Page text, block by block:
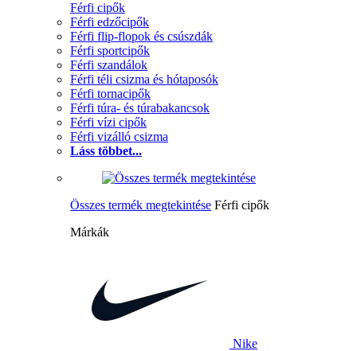
Férfi cipők
Férfi edzőcipők
Férfi flip-flopok és csúszdák
Férfi sportcipők
Férfi szandálok
Férfi téli csizma és hótaposók
Férfi tornacipők
Férfi túra- és túrabakancsok
Férfi vízi cipők
Férfi vizálló csizma
Láss többet...
Összes termék megtekintése Férfi cipők
Márkák
Nike